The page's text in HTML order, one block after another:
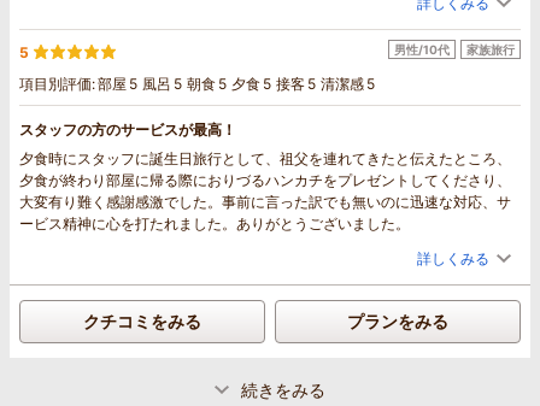
5
項目別評価:部屋 5 風呂 5 朝食 5 夕食 5 接客 5 清潔感 5
男性/10代 家族旅行
スタッフの方のサービスが最高！
夕食時にスタッフに誕生日旅行として、祖父を連れてきたと伝えたところ、
夕食が終わり部屋に帰る際におりづるハンカチをプレゼントしてくださり、
大変有り難く感謝感激でした。事前に言った訳でも無いのに迅速な対応、サ
ービス精神に心を打たれました。ありがとうございました。
詳しくみる
クチコミをみる プランをみる
続きをみる